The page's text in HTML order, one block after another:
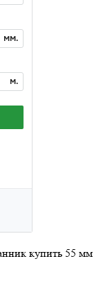
купить 55 мм